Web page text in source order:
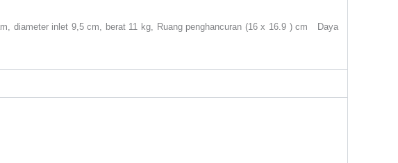
diameter inlet 9,5 cm, berat 11 kg, Ruang penghancuran (16 x 16.9 ) cm
Daya